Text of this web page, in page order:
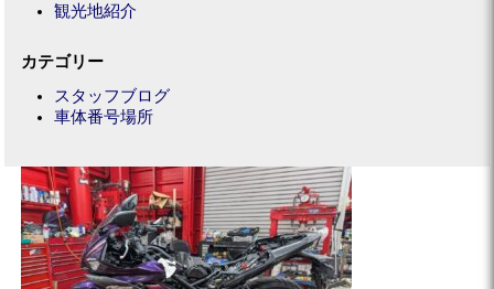
観光地紹介
カテゴリー
スタッフブログ
車体番号場所